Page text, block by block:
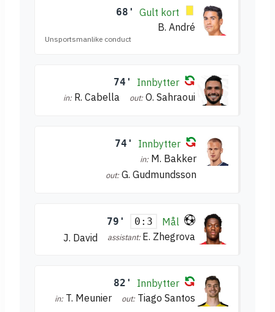
68'
Gult kort
B. André
Unsportsmanlike conduct
74' Innbytter
in: R. Cabella out: O. Sahraoui
74' Innbytter
in: M. Bakker
out: G. Gudmundsson
79' 0:3
Mål
J. David
assistant: E. Zhegrova
82' Innbytter
in: T. Meunier out: Tiago Santos